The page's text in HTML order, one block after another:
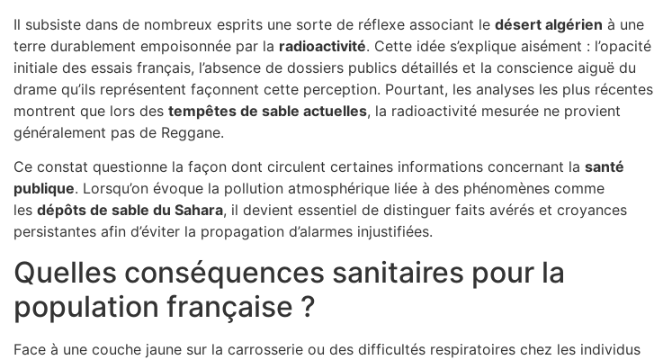
Il subsiste dans de nombreux esprits une sorte de réflexe associant le désert algérien à une
terre durablement empoisonnée par la radioactivité. Cette idée s’explique aisément : l’opacité
initiale des essais français, l’absence de dossiers publics détaillés et la conscience aiguë du
drame qu’ils représentent façonnent cette perception. Pourtant, les analyses les plus récentes
montrent que lors des tempêtes de sable actuelles, la radioactivité mesurée ne provient
généralement pas de Reggane.
Ce constat questionne la façon dont circulent certaines informations concernant la santé
publique. Lorsqu’on évoque la pollution atmosphérique liée à des phénomènes comme
les dépôts de sable du Sahara, il devient essentiel de distinguer faits avérés et croyances
persistantes afin d’éviter la propagation d’alarmes injustifiées.
Quelles conséquences sanitaires pour la
population française ?
Face à une couche jaune sur la carrosserie ou des difficultés respiratoires chez les individus